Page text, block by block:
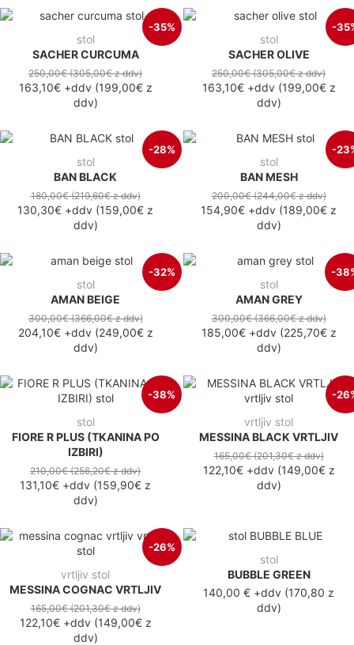
-35%
stol
SACHER CURCUMA
250,00€(305,00€z ddv)
163,10€+ddv(199,00€z
ddv)
-
stol
SACHER OLIVE
250,00€(305,00€z ddv)
163,10€+ddv(199,00€z
ddv)
-28%
stol
BAN BLACK
180,00€(219,60€z ddv)
130,30€ +ddv (159,00€ z
ddv)
-
stol
BAN MESH
200,00€(244,00€z ddv)
154,90€ +ddv (189,00€ z
ddv)
-32%
stol
AMAN BEIGE
300,00€(366,00€z ddv)
204,10€+ddv(249,00€z
ddv)
-
stol
AMAN GREY
300,00€(366,00€z ddv)
185,00€+ddv(225,70€z
ddv)
-38%
stol
FIORE R PLUS (TKANINA PO
IZBIRI)
210,00€(256,20€z ddv)
131,10€ +ddv (159,90€ z
ddv)
-
vrtljiv stol
MESSINA BLACK VRTLJIV
165,00€(201,30€z ddv)
122,10€+ddv(149,00€z
ddv)
-26%
vrtljiv stol
MESSINA COGNAC VRTLJIV
165,00€(201,30€z ddv)
122,10€+ddv(149,00€z
ddv)
stol
BUBBLE GREEN
140,00 € +ddv (170,80 z
ddv)